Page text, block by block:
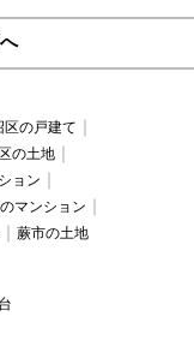
区の戸建て
の土地
ョン
マンション
蕨市の土地